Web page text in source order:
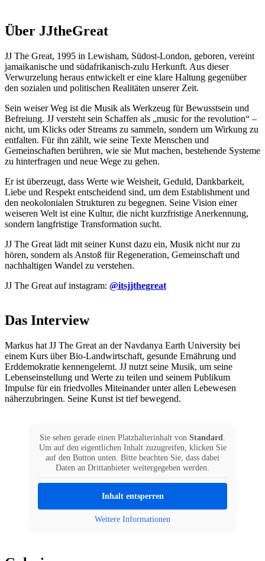
Über JJtheGreat
JJ The Great, 1995 in Lewisham, Südost-London, geboren, vereint
jamaikanische und südafrikanisch-zulu Herkunft. Aus dieser
Verwurzelung heraus entwickelt er eine klare Haltung gegenüber
den sozialen und politischen Realitäten unserer Zeit.
Sein weiser Weg ist die Musik als Werkzeug für Bewusstsein und
Befreiung. JJ versteht sein Schaffen als „music for the revolution“ –
nicht, um Klicks oder Streams zu sammeln, sondern um Wirkung zu
entfalten. Für ihn zählt, wie seine Texte Menschen und
Gemeinschaften berühren, wie sie Mut machen, bestehende Systeme
zu hinterfragen und neue Wege zu gehen.
Er ist überzeugt, dass Werte wie Weisheit, Geduld, Dankbarkeit,
Liebe und Respekt entscheidend sind, um dem Establishment und
den neokolonialen Strukturen zu begegnen. Seine Vision einer
weiseren Welt ist eine Kultur, die nicht kurzfristige Anerkennung,
sondern langfristige Transformation sucht.
JJ The Great lädt mit seiner Kunst dazu ein, Musik nicht nur zu
hören, sondern als Anstoß für Regeneration, Gemeinschaft und
nachhaltigen Wandel zu verstehen.
JJ The Great auf instagram: @itsjjthegreat
Das Interview
Markus hat JJ The Great an der Navdanya Earth University bei
einem Kurs über Bio-Landwirtschaft, gesunde Ernährung und
Erddemokratie kennengelernt. JJ nutzt seine Musik, um seine
Lebenseinstellung und Werte zu teilen und seinem Publikum
Impulse für ein friedvolles Miteinander unter allen Lebewesen
näherzubringen. Seine Kunst ist tief bewegend.
Sie sehen gerade einen Platzhalterinhalt von Standard
Um auf den eigentlichen Inhalt zuzugreifen, klicken Sie
auf den Button unten. Bitte beachten Sie, dass dabei
Daten an Drittanbieter weitergegeben werden.
Inhalt entsperren
Weitere Informationen